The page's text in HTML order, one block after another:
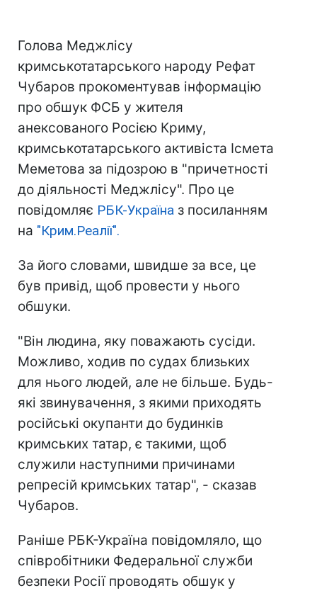
Голова Меджлісу
кримськотатарського народу Рефат
Чубаров прокоментував інформацію
про обшук ФСБ у жителя
анексованого Росією Криму,
кримськотатарського активіста Ісмета
Меметова за підозрою в "причетності
до діяльності Меджлісу". Про це
повідомляє РБК-Україна з посиланням
на "Крим.Реалії".
За його словами, швидше за все, це
був привід, щоб провести у нього
обшуки.
"Він людина, яку поважають сусіди.
Можливо, ходив по судах близьких
для нього людей, але не більше. Будь-
які звинувачення, з якими приходять
російські окупанти до будинків
кримських татар, є такими, щоб
служили наступними причинами
репресій кримських татар", - сказав
Чубаров.
Раніше РБК-Україна повідомляло, що
співробітники Федеральної служби
безпеки Росії проводять обшук у